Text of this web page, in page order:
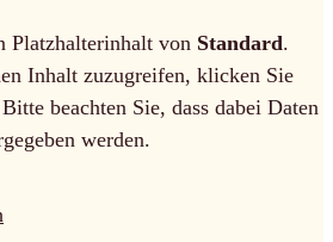
Platzhalterinhalt von Standard.
Inhalt zuzugreifen, klicken Sie
beachten Sie, dass dabei Daten
werden.